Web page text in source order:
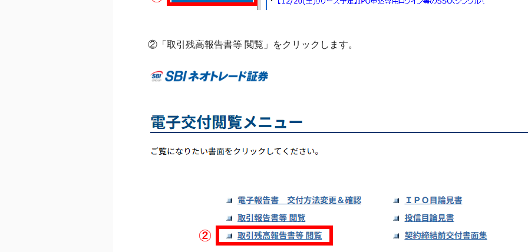
②「取引残高報告書等 閲覧」をクリックします。